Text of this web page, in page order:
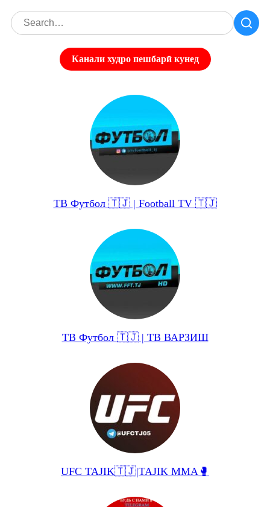
Канали худро пешбарӣ кунед
ТВ Футбол 🇹🇯 | Football TV 🇹🇯
ТВ Футбол 🇹🇯 | ТВ ВАРЗИШ
UFC TAJIK🇹🇯|TAJIK MMA🥊